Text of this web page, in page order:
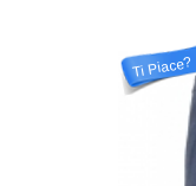
Ti Piace?